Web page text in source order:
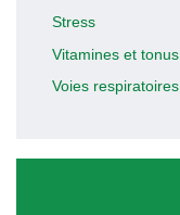
Stress
Vitamines et tonus
Voies respiratoires